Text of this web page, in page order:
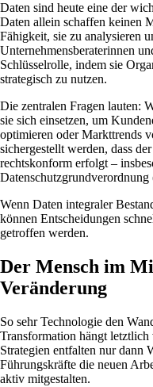
Daten sind heute eine der
Daten allein schaffen keinen
Fähigkeit, sie zu analysieren
Unternehmensberaterinnen
Schlüsselrolle, indem sie
strategisch zu nutzen.
Die zentralen Fragen lauten:
sie sich einsetzen, um
optimieren oder Markttrends
sichergestellt werden, dass
rechtskonform erfolgt –
Wenn Daten integraler
können Entscheidungen
getroffen werden.
Der Mensch im
Veränderung
So sehr Technologie den
Transformation hängt
Strategien entfalten nur dann
Führungskräfte die neuen
aktiv mitgestalten.